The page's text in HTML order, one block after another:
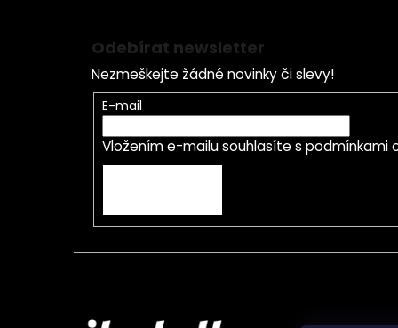
Odebírat newsletter
Nezmeškejte žádné novinky či slevy!
E-mail
Vložením e-mailu souhlasíte s podmínkami